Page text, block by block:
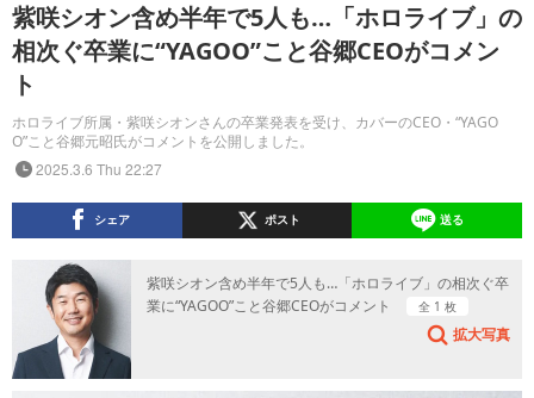
紫咲シオン含め半年で5人も…「ホロライブ」の
相次ぐ卒業に“YAGOO”こと谷郷CEOがコメン
ト
ホロライブ所属・紫咲シオンさんの卒業発表を受け、カバーのCEO・“YAGO
O”こと谷郷元昭氏がコメントを公開しました。
2025.3.6 Thu 22:27
シェア ポスト 送る
紫咲シオン含め半年で5人も…「ホロライブ」の相次ぐ卒
業に“YAGOO”こと谷郷CEOがコメント
全 1 枚
拡大写真